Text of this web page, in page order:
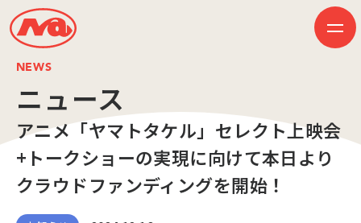
HOME
ニュース
ビジネス
作品紹介
会社案内
音楽配信
NEWS
ニュース
アニメ「ヤマトタケル」セレクト上映会
+トークショーの実現に向けて本日より
クラウドファンディングを開始！